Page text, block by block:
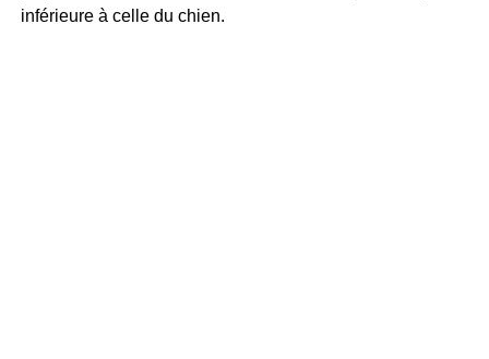
inférieure à celle du chien.